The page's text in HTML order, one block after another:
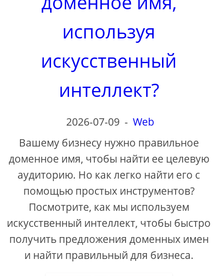
используя
искусственный
интеллект?
2026-07-09 - Web
Вашему бизнесу нужно правильное
доменное имя, чтобы найти ее целевую
аудиторию. Но как легко найти его с
помощью простых инструментов?
Посмотрите, как мы используем
искусственный интеллект, чтобы быстро
получить предложения доменных имен
и найти правильный для бизнеса.